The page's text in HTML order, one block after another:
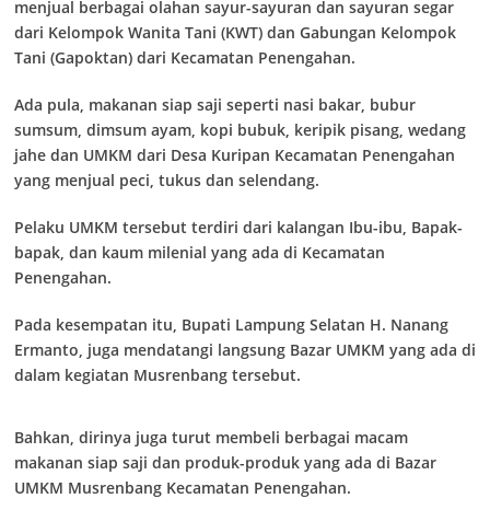
menjual berbagai olahan sayur-sayuran dan sayuran segar
dari Kelompok Wanita Tani (KWT) dan Gabungan Kelompok
Tani (Gapoktan) dari Kecamatan Penengahan.
Ada pula, makanan siap saji seperti nasi bakar, bubur
sumsum, dimsum ayam, kopi bubuk, keripik pisang, wedang
jahe dan UMKM dari Desa Kuripan Kecamatan Penengahan
yang menjual peci, tukus dan selendang.
Pelaku UMKM tersebut terdiri dari kalangan Ibu-ibu, Bapak-
bapak, dan kaum milenial yang ada di Kecamatan
Penengahan.
Pada kesempatan itu, Bupati Lampung Selatan H. Nanang
Ermanto, juga mendatangi langsung Bazar UMKM yang ada di
dalam kegiatan Musrenbang tersebut.
Bahkan, dirinya juga turut membeli berbagai macam
makanan siap saji dan produk-produk yang ada di Bazar
UMKM Musrenbang Kecamatan Penengahan.